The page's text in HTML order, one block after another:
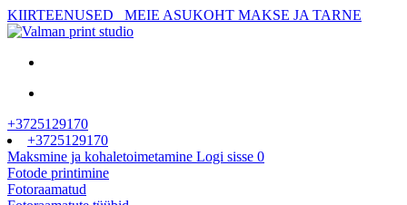
KIIRTEENUSED MEIE ASUKOHT MAKSE JA TARNE
+3725129170
+3725129170
Maksmine ja kohaletoimetamine Logi sisse 0
Fotode printimine
Fotoraamatud